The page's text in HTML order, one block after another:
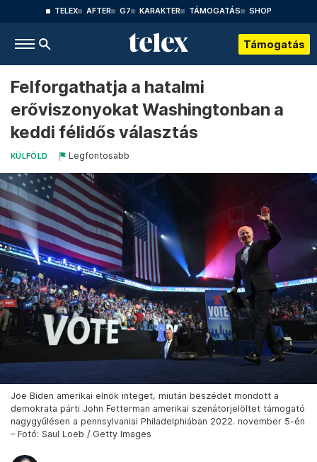
TELEX AFTER G7 KARAKTER TÁMOGATÁS SHOP
Támogatás
Felforgathatja a hatalmi
erőviszonyokat Washingtonban a
keddi félidős választás
KÜLFÖLD Legfontosabb
Joe Biden amerikai elnök integet, miután beszédet mondott a
demokrata párti John Fetterman amerikai szenátorjelöltet támogató
nagygyűlésen a pennsylvaniai Philadelphiában 2022. november 5-én
– Fotó: Saul Loeb / Getty Images